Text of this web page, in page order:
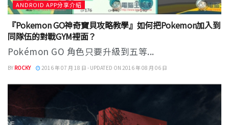
ANDROID APP分享介紹
『Pokemon GO神奇寶貝攻略教學』如何把Pokemon加入到
同隊伍的對戰GYM裡面？
Pokémon GO 角色只要升級到五等...
BY ROCKY 2016 年 07 月 18 日 - UPDATED ON 2016 年 08 月 06 日